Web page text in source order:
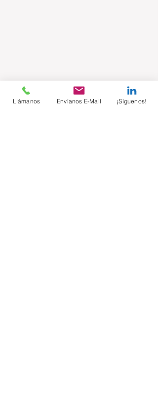
Llámanos Envíanos E-Mail ¡Síguenos!